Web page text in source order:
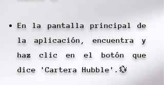
En la pantalla principal de
la aplicación, encuentra y
haz clic en el botón que
dice 'Cartera Hubble'.💱